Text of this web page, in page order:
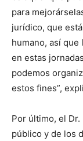
para
jurídico, que
humano, así
en estas
podemos
estos fines”,
Por último, el
público y de los